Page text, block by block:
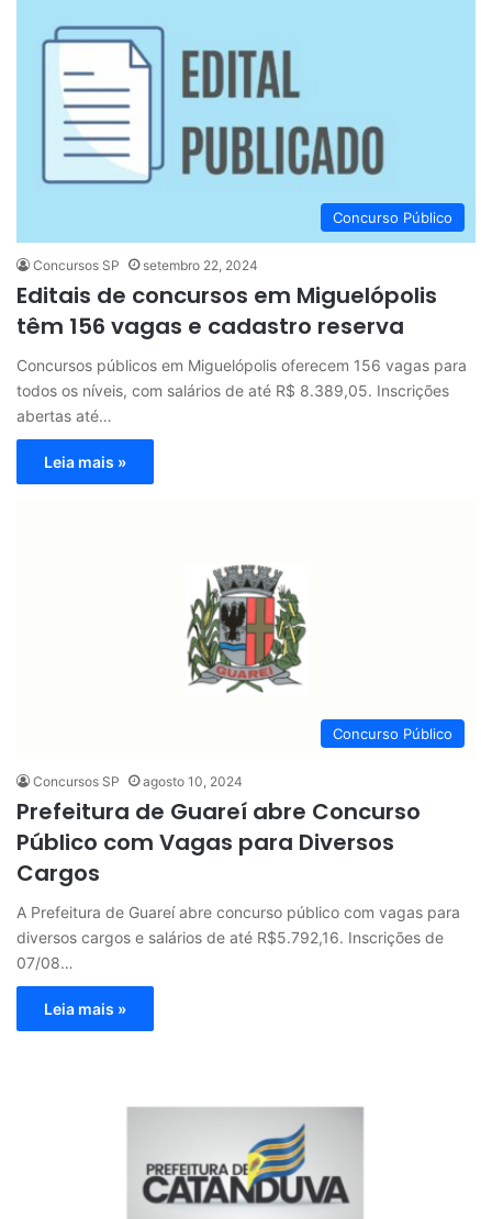
Concurso Público
Concursos SP setembro 22, 2024
Editais de concursos em Miguelópolis
têm 156 vagas e cadastro reserva
Concursos públicos em Miguelópolis oferecem 156 vagas para
todos os níveis, com salários de até R$ 8.389,05. Inscrições
abertas até…
Leia mais »
Concurso Público
Concursos SP agosto 10, 2024
Prefeitura de Guareí abre Concurso
Público com Vagas para Diversos
Cargos
A Prefeitura de Guareí abre concurso público com vagas para
diversos cargos e salários de até R$5.792,16. Inscrições de
07/08…
Leia mais »